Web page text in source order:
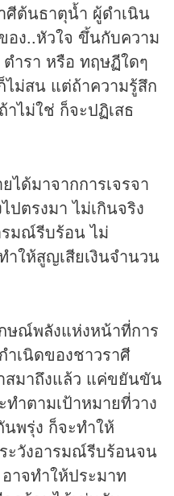
ศีต้นธาตุน้ำ ผู้ดำเนิน
อง..หัวใจ ขึ้นกับความ
ำรา หรือ ทฤษฏีใดๆ
ม่สน แต่ถ้าความรู้สึก
ไม่ใช่ ก็จะปฏิเสธ
ได้มาจากการเจรจา
ตรงมา ไม่เกินจริง
รมณ์รีบร้อน ไม่
ให้สูญเสียเงินจำนวน
ษณ์พลังแห่งหน้าที่การ
เนิดของชาวราศี
สมาถึงแล้ว แค่ขยันขัน
ำตามเป้าหมายที่วาง
พรุ่ง ก็จะทำให้
ะวังอารมณ์รีบร้อนจน
าจทำให้ประมาท